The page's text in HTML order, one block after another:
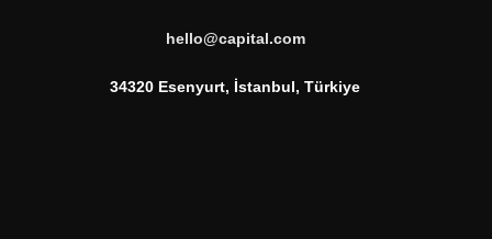
hello@capital.com
34320 Esenyurt, İstanbul, Türkiye